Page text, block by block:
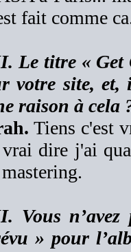
fait comme
Le titre « Get
votre site, et,
raison à cela
Tiens c'est
dire j'ai
Vous
» pour